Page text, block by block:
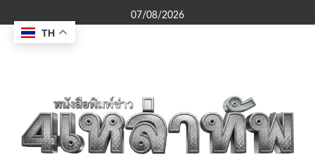
to
content
07/08/2026
TH